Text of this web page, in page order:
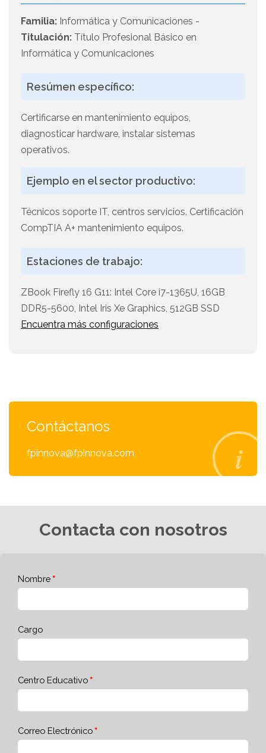
Familia: Informática y Comunicaciones -
Titulación: Título Profesional Básico en
Informática y Comunicaciones
Resúmen específico:
Certificarse en mantenimiento equipos,
diagnosticar hardware, instalar sistemas
operativos.
Ejemplo en el sector productivo:
Técnicos soporte IT, centros servicios. Certificación
CompTIA A+ mantenimiento equipos.
Estaciones de trabajo:
ZBook Firefly 16 G11: Intel Core i7-1365U, 16GB
DDR5-5600, Intel Iris Xe Graphics, 512GB SSD
Encuentra más configuraciones
Contáctanos
fpinnova@fpinnova.com
Contacta con nosotros
Nombre
Cargo
Centro Educativo
Correo Electrónico